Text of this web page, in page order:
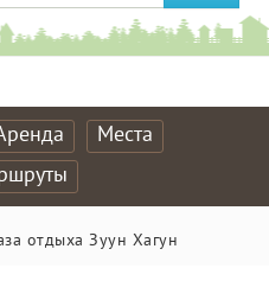
Места
отдыха Зуун Хагун